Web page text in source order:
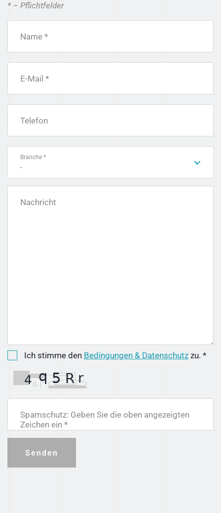
* – Pflichtfelder
Name *
E-Mail *
Telefon
Branche *
-
Nachricht
Ich stimme den Bedingungen & Datenschutz zu. *
Spamschutz: Geben Sie die oben angezeigten
Zeichen ein *
Senden